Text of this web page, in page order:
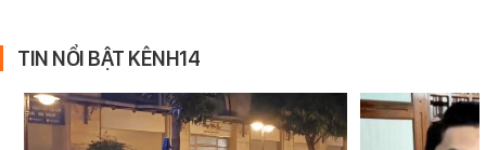
TIN NỔI BẬT KÊNH14